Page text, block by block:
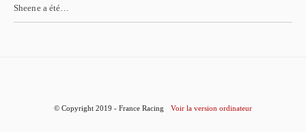
Sheene a été…
© Copyright 2019 - France Racing Voir la version ordinateur